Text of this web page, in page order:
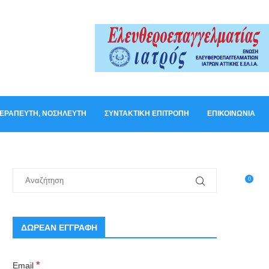
ΝΟΣΗΛΕΥΤΉ ΣΥΝΤΑΚΤΙΚΉ ΕΠΙΤΡΟΠΉ ΕΠΙΚΟΙΝΩΝΊΑ
0
ΔΩΡΕΑΝ ΕΓΓΡΑΦΗ
Email *